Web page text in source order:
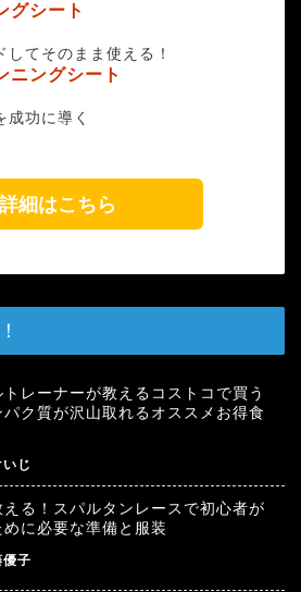
グシート
てそのまま使える！
ニングシート
功に導く
詳細はこちら
レーナーが教えるコストコで買う
ク質が沢山取れるオススメお得食
じ
える！スパルタンレースで初心者が
に必要な準備と服装
優子